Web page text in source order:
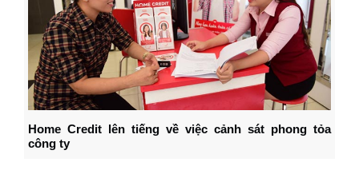
Home Credit lên tiếng về việc cảnh sát phong tỏa
công ty